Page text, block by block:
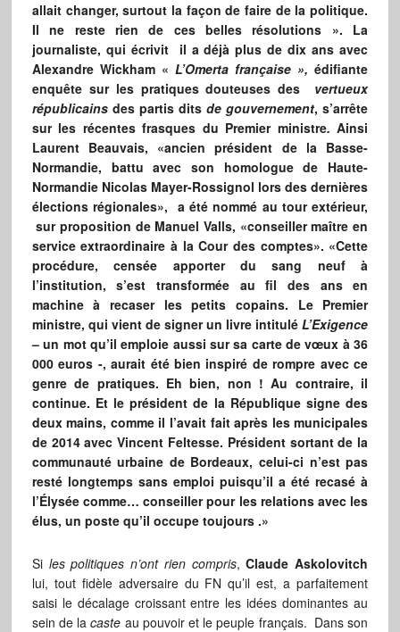
allait changer, surtout la façon de faire de la politique.
Il ne reste rien de ces belles résolutions ». La
journaliste, qui écrivit il a déjà plus de dix ans avec
Alexandre Wickham « L’Omerta française », édifiante
enquête sur les pratiques douteuses des vertueux
républicainsdes partis ditsde gouvernement, s’arrête
sur les récentes frasques du Premier ministre.Ainsi
Laurent Beauvais, «ancien président de la Basse-
Normandie, battu avec son homologue de Haute-
Normandie Nicolas Mayer-Rossignol lors des dernières
élections régionales», a été nommé au tour extérieur,
sur proposition de Manuel Valls, «conseiller maître en
service extraordinaire à la Cour des comptes». «Cette
procédure, censée apporter du sang neuf à
l’institution, s’est transformée au fil des ans en
machine à recaser les petits copains. Le Premier
ministre, qui vient de signer un livre intituléL’Exigence
– un mot qu’il emploie aussi sur sa carte de vœux à 36
000 euros -, aurait été bien inspiré de rompre avec ce
genre de pratiques. Eh bien, non ! Au contraire, il
continue. Et le président de la République signe des
deux mains, comme il l’avait fait après les municipales
de 2014 avec Vincent Feltesse. Président sortant de la
communauté urbaine de Bordeaux, celui-ci n’est pas
resté longtemps sans emploi puisqu’il a été recasé à
l’Élysée comme… conseiller pour les relations avec les
élus, un poste qu’il occupe toujours .»
Si les politiques n’ont rien compris, Claude Askolovitch
lui, tout fidèle adversaire du FN qu’il est, a parfaitement
saisi le décalage croissant entre les idées dominantes au
sein de lacaste au pouvoir et le peuple français. Dans son